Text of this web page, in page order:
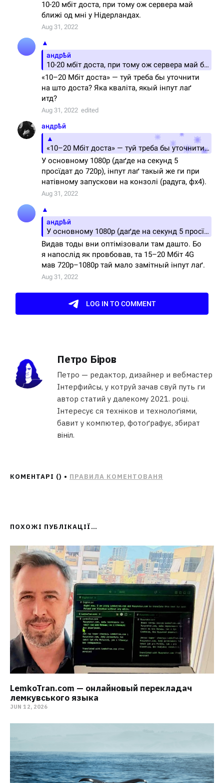
Петро Біров
Петро — редактор, дизайнер и вебмастер
Інтерфийсы, у котруй зачав свуй путь ги
автор статий у далекому 2021. році.
Інтересує ся техніков и технолоґіями,
бавит у компютер, фотоґрафує, збират
вініл.
КОМЕНТАРІ () • ПРАВИЛА КОМЕНТОВАНЯ
ПОХОЖІ ПУБЛІКАЦІЇ…
LemkoTran.com — онлайновый перекладач
лемкувського языка
JUN 12, 2026